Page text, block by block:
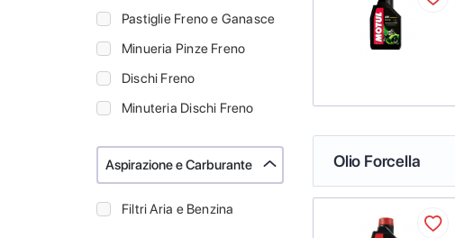
Pastiglie Freno e Ganasce
Minueria Pinze Freno
Dischi Freno
Minuteria Dischi Freno
Aspirazione e Carburante
Filtri Aria e Benzina
Olio Forcella